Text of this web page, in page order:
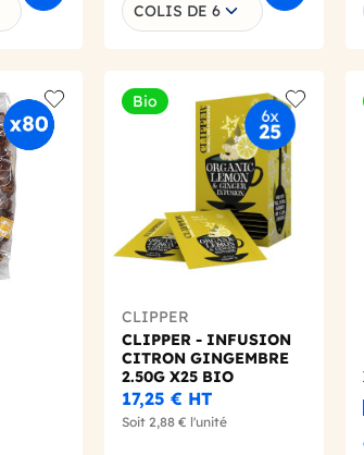
COLIS DE 6
Add to wishlist
Bio
Add to
CLIPPER
CLIPPER - INFUSION
CITRON GINGEMBRE
2.50G X25 BIO
17,25 € HT
Soit 2,88 € l'unité